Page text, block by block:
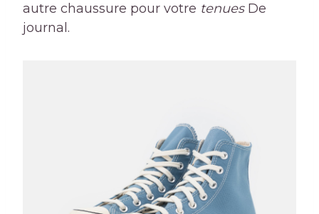
autre chaussure pour votre tenuesDe
journal.